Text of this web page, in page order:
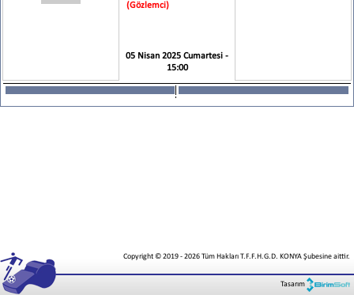
(Gözlemci)
05 Nisan 2025 Cumartesi -
15:00
Copyright © 2019-2026Tüm Hakları T.F.F.H.G.D. KONYA Şubesine aittir.
Tasarım